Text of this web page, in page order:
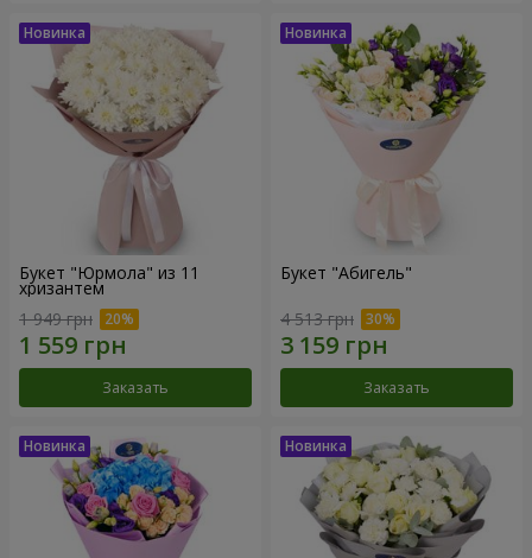
Букет "Юрмола" из 11
хризантем
1 949 грн
Заказать
Букет "Абигель"
4 513 грн
Заказать